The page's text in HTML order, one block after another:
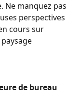
Ne manquez pas
perspectives
cours sur
de bureau